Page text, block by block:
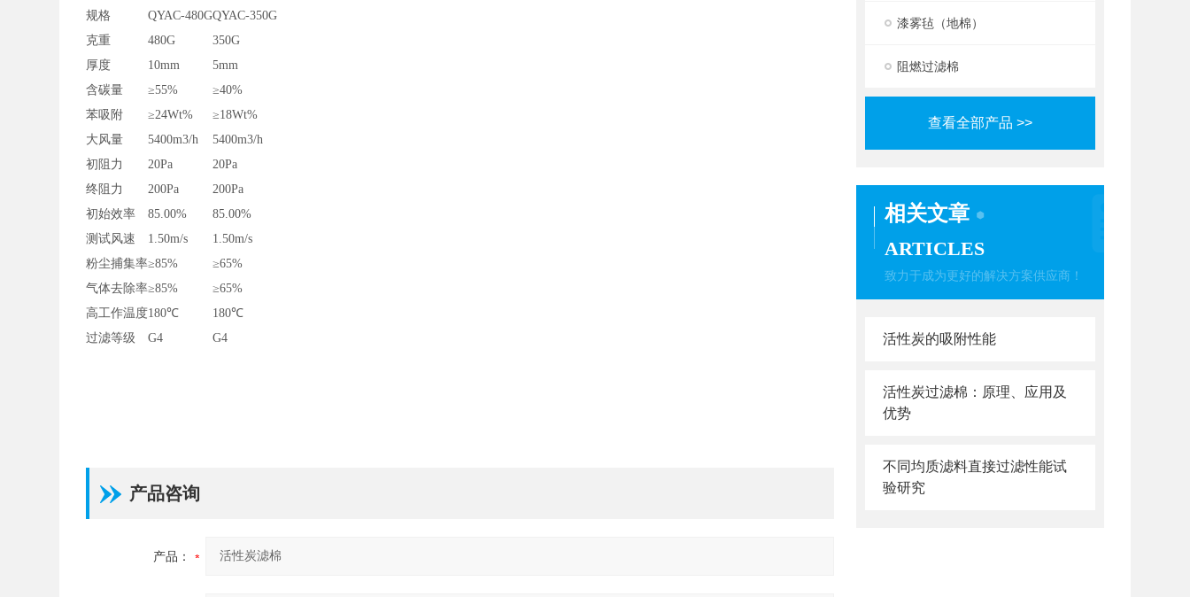
漆雾毡（地棉）
阻燃过滤棉
查看全部产品 >>
相关文章
ARTICLES
致力于成为更好的解决方案供应商！
活性炭的吸附性能
活性炭过滤棉：原理、应用及
优势
不同均质滤料直接过滤性能试
验研究
规格
QYAC-480GQYAC-350G
克重
480G
350G
厚度
10mm
5mm
含碳量
≥55%
≥40%
苯吸附
≥24Wt%
≥18Wt%
大风量
5400m3/h
5400m3/h
初阻力
20Pa
20Pa
终阻力
200Pa
200Pa
初始效率
85.00%
85.00%
测试风速
1.50m/s
1.50m/s
粉尘捕集率≥85%
≥65%
气体去除率≥85%
≥65%
高工作温度180℃
180℃
过滤等级
G4 G4
产品咨询
产品：